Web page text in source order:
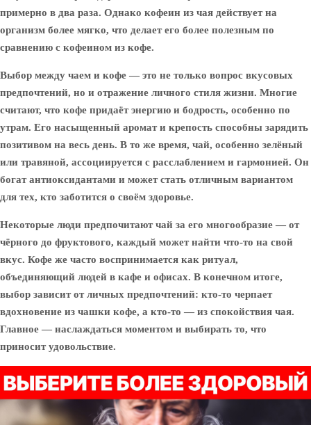
примерно в два раза. Однако кофеин из чая действует на
организм более мягко, что делает его более полезным по
сравнению с кофеином из кофе.
Выбор между чаем и кофе — это не только вопрос вкусовых
предпочтений, но и отражение личного стиля жизни. Многие
считают, что кофе придаёт энергию и бодрость, особенно по
утрам. Его насыщенный аромат и крепость способны зарядить
позитивом на весь день. В то же время, чай, особенно зелёный
или травяной, ассоциируется с расслаблением и гармонией. Он
богат антиоксидантами и может стать отличным вариантом
для тех, кто заботится о своём здоровье.
Некоторые люди предпочитают чай за его многообразие — от
чёрного до фруктового, каждый может найти что-то на свой
вкус. Кофе же часто воспринимается как ритуал,
объединяющий людей в кафе и офисах. В конечном итоге,
выбор зависит от личных предпочтений: кто-то черпает
вдохновение из чашки кофе, а кто-то — из спокойствия чая.
Главное — наслаждаться моментом и выбирать то, что
приносит удовольствие.